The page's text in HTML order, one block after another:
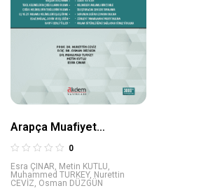
Arapça Muafiyet
Sınavlarına Hazırlık Soru
Bankası 1
0
Esra ÇINAR, Metin KUTLU,
Muhammed TURKEY, Nurettin
CEVİZ, Osman DÜZGÜN